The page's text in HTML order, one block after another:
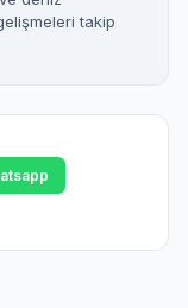
takip